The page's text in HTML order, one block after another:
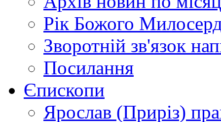
Рік Божого
Зворотній зв'язок
Посилання
Єпископи
Ярослав (Приріз)